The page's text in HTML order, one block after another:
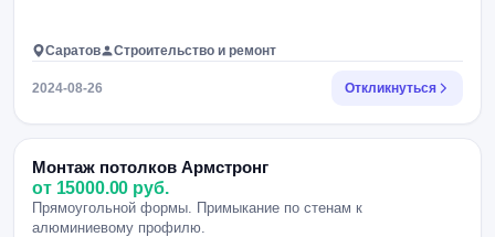
Саратов Строительство и ремонт
2024-08-26 Откликнуться
Монтаж потолков Армстронг
от 15000.00 руб.
Прямоугольной формы. Примыкание по стенам к
алюминиевому профилю.